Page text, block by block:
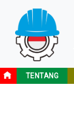
TENTANG